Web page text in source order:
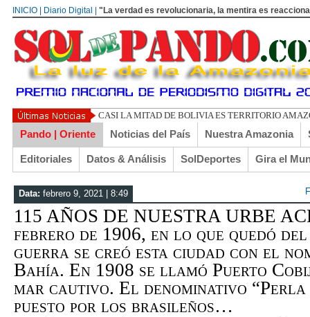
INICIO | Diario Digital | "La verdad es revolucionaria, la mentira es
UN LIBERTARIO LLAMADO EL TURI
Pando | Oriente Noticias del País Nuestra Amazonia
Editoriales Datos & Análisis SolDeportes Gira el
Data: febrero 9, 2021 | 8:49
115 AÑOS DE NUESTRA URBE
febrero de 1906, en lo que quedó
guerra se creó esta ciudad con el
Bahía. En 1908 se llamó Puerto
mar cautivo. El denominativo
puesto por los brasileños…